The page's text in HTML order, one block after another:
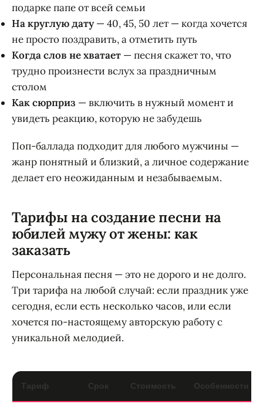
подарке папе от всей семьи
На круглую дату — 40, 45, 50 лет — когда хочется
не просто поздравить, а отметить путь
Когда слов не хватает — песня скажет то, что
трудно произнести вслух за праздничным
столом
Как сюрприз — включить в нужный момент и
увидеть реакцию, которую не забудешь
Поп-баллада подходит для любого мужчины —
жанр понятный и близкий, а личное содержание
делает его неожиданным и незабываемым.
Тарифы на создание песни на
юбилей мужу от жены: как
заказать
Персональная песня — это не дорого и не долго.
Три тарифа на любой случай: если праздник уже
сегодня, если есть несколько часов, или если
хочется по-настоящему авторскую работу с
уникальной мелодией.
Тариф Срок Стоимость Особенности